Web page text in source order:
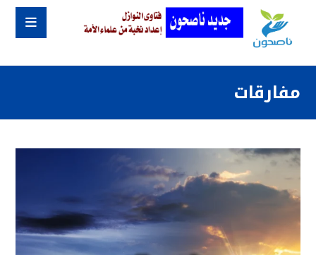
مفارقات